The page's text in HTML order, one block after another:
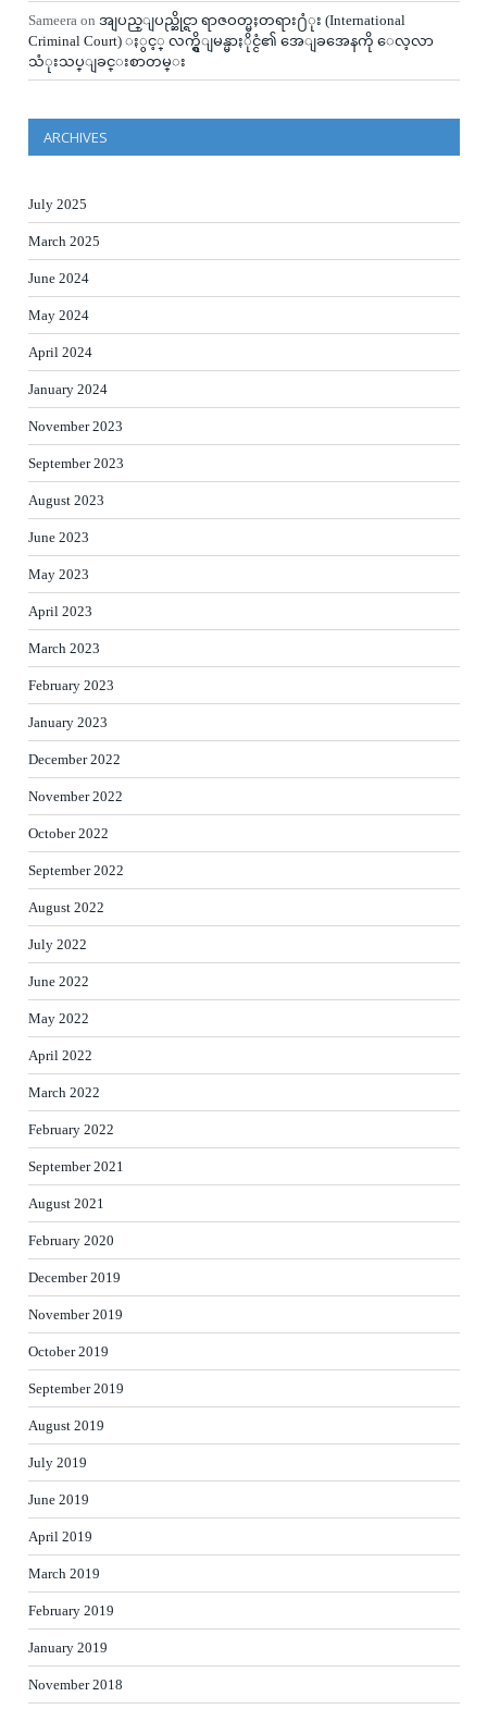
Sameera on အျပည္ျပည္ဆိုင္ရာ ရာဇဝတ္မႈတရား႐ံုး (International
Criminal Court) ႏွင့္ လက္ရွိျမန္မာႏိုင္ငံ၏ အေျခအေနကို ေလ့လာ
သံုးသပ္ျခင္းစာတမ္း
ARCHIVES
July 2025
March 2025
June 2024
May 2024
April 2024
January 2024
November 2023
September 2023
August 2023
June 2023
May 2023
April 2023
March 2023
February 2023
January 2023
December 2022
November 2022
October 2022
September 2022
August 2022
July 2022
June 2022
May 2022
April 2022
March 2022
February 2022
September 2021
August 2021
February 2020
December 2019
November 2019
October 2019
September 2019
August 2019
July 2019
June 2019
April 2019
March 2019
February 2019
January 2019
November 2018